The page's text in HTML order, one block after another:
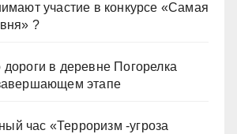
участие в конкурсе «Самая
?
дороги в деревне Погорелка
этапе
час «Терроризм -угроза